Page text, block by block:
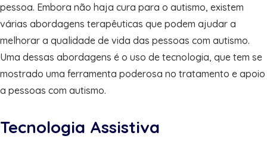
pessoa. Embora não haja cura para o autismo, existem
várias abordagens terapêuticas que podem ajudar a
melhorar a qualidade de vida das pessoas com autismo.
Uma dessas abordagens é o uso de tecnologia, que tem se
mostrado uma ferramenta poderosa no tratamento e apoio
a pessoas com autismo.
Tecnologia Assistiva